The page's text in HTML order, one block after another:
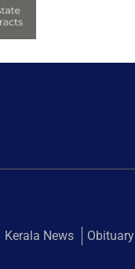
Kerala News Obituary